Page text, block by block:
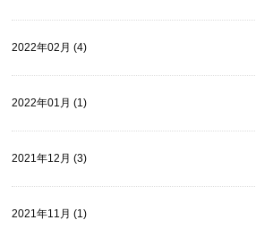
2022年02月 (4)
2022年01月 (1)
2021年12月 (3)
2021年11月 (1)